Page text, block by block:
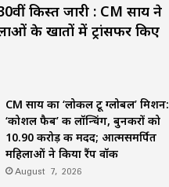
किस्त जारी : CM साय ने
के खातों में ट्रांसफर किए
CM साय का ‘लोकल टू ग्लोबल’ मिशन:
‘कोशल फैब’ की लॉन्चिंग, बुनकरों को
10.90 करोड़ की मदद; आत्मसमर्पित
महिलाओं ने किया रैंप वॉक
August 7, 2026